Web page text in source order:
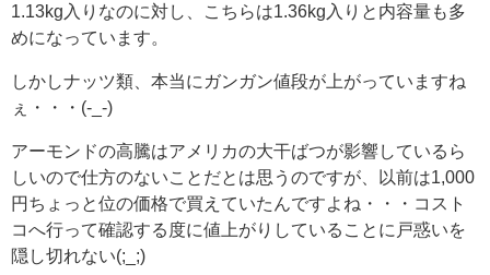
1.13kg入りなのに対し、こちらは1.36kg入りと内容量も多
めになっています。
しかしナッツ類、本当にガンガン値段が上がっていますね
ぇ・・・(-_-)
アーモンドの高騰はアメリカの大干ばつが影響しているら
しいので仕方のないことだとは思うのですが、以前は1,000
円ちょっと位の価格で買えていたんですよね・・・コスト
コへ行って確認する度に値上がりしていることに戸惑いを
隠し切れない(;_;)